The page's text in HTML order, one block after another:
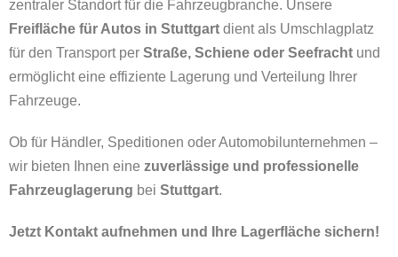
zentraler Standort für die Fahrzeugbranche. Unsere
Freifläche für Autos in Stuttgart dient als Umschlagplatz
für den Transport per Straße, Schiene oder Seefracht und
ermöglicht eine effiziente Lagerung und Verteilung Ihrer
Fahrzeuge.
Ob für Händler, Speditionen oder Automobilunternehmen –
wir bieten Ihnen eine zuverlässige und professionelle
Fahrzeuglagerung bei Stuttgart.
Jetzt Kontakt aufnehmen und Ihre Lagerfläche sichern!